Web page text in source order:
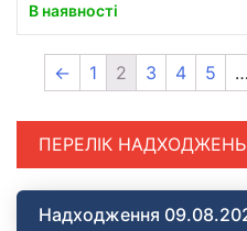
В наявності
← 1 2 3 4 5 …
ПЕРЕЛІК НАДХОДЖЕНЬ
Надходження